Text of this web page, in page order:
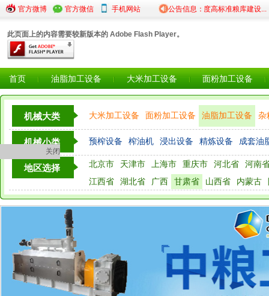
官方微博 官方微信 手机网站 公告信息：
度粮食仓储设... ·陕西省粮食和物资储备局... ·2024年度高标准粮库建设... ·
此页面上的内容需要较新版本的 Adobe Flash Player。
首页 油脂加工设备 大米加工设备 面粉加工设备
机械大类 大米加工设备 面粉加工设备 油脂加工设备 杂
粮油检测仪器设备
机械小类 预榨设备 榨油机 浸出设备 精炼设备 成套油
油脂灌装设备
地区选择 北京市 天津市 上海市 重庆市 河北省
河南
江西省
湖北省 广西 甘肃省 山西省 内蒙古
关闭